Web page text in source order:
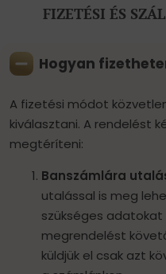
FIZETÉSI ÉS
Hogyan
A fizetési módot
kiválasztani. A rendelést
megtéríteni:
Banszámlára
utalással is meg
szükséges
megrendelést
küldjük el csak azt